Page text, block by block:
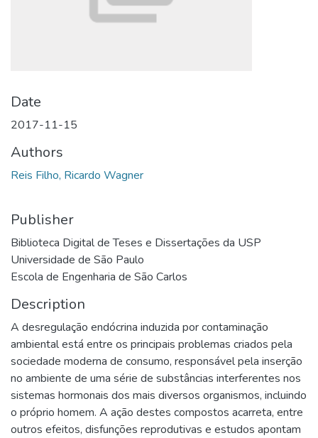
Date
2017-11-15
Authors
Reis Filho, Ricardo Wagner
Publisher
Biblioteca Digital de Teses e Dissertações da USP
Universidade de São Paulo
Escola de Engenharia de São Carlos
Description
A desregulação endócrina induzida por contaminação
ambiental está entre os principais problemas criados pela
sociedade moderna de consumo, responsável pela inserção
no ambiente de uma série de substâncias interferentes nos
sistemas hormonais dos mais diversos organismos, incluindo
o próprio homem. A ação destes compostos acarreta, entre
outros efeitos, disfunções reprodutivas e estudos apontam